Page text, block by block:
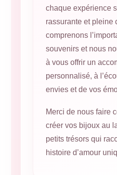
chaque expérience
rassurante et pleine
comprenons
souvenirs et nous
à vous offrir un
personnalisé, à
envies et de vos
Merci de nous faire
créer vos bijoux au
petits trésors qui
histoire d’amour